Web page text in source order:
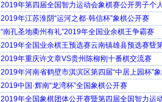
2019年第四届全国智力运动会象棋赛公开男子个
2019年江苏淮阴“运河之都·韩信杯”象棋公开赛
“南孔圣地衢州有礼”2019年全国业余棋王争霸赛
2019年全国业余棋王预选赛云南镇雄县预选赛曁
2019年重庆许文章VS贵州陈柳刚十番棋交流赛
2019年河南省鹤壁市淇滨区第四届“中居上园杯”
2019中国·辉南“龙湾杯”全国象棋公开赛
2019年全国象棋团体公开赛暨第四届全国智力运